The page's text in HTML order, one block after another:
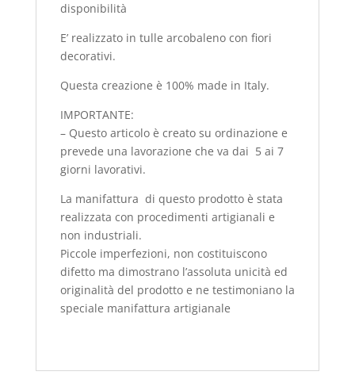
disponibilità
E’ realizzato in tulle arcobaleno con fiori
decorativi.
Questa creazione è 100% made in Italy.
IMPORTANTE:
– Questo articolo è creato su ordinazione e
prevede una lavorazione che va dai 5 ai 7
giorni lavorativi.
La manifattura di questo prodotto è stata
realizzata con procedimenti artigianali e
non industriali.
Piccole imperfezioni, non costituiscono
difetto ma dimostrano l’assoluta unicità ed
originalità del prodotto e ne testimoniano la
speciale manifattura artigianale